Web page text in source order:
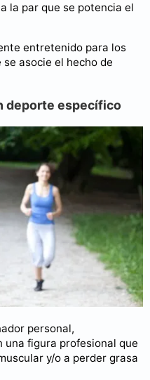
la par que se potencia el
entretenido para los
asocie el hecho de
deporte específico
personal,
una figura profesional que
y/o a perder grasa